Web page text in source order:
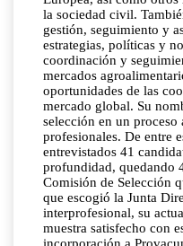
la sociedad civil.
gestión, seguimiento y
estrategias, políticas y
coordinación y
mercados
oportunidades de las
mercado global. Su
selección en un proceso
profesionales. De entre
entrevistados 41
profundidad, quedando
Comisión de Selección
que escogió la Junta
interprofesional, su
muestra satisfecho con